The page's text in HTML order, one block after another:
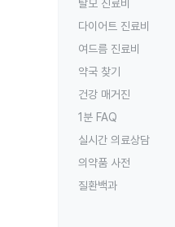
탈모 진료비
다이어트 진료비
여드름 진료비
약국 찾기
건강 매거진
1분 FAQ
실시간 의료상담
의약품 사전
질환백과